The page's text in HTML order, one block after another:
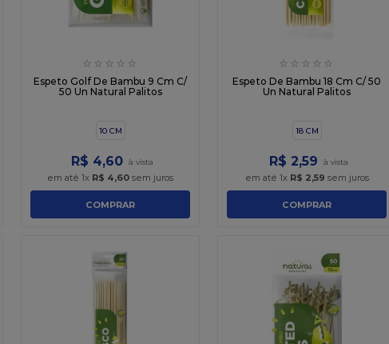
☆ ☆ ☆ ☆ ☆
Espeto Golf De Bambu 9 Cm C/
50 Un Natural Palitos
10 CM
R$ 4,60
em até 1x R$ 4,60 sem juros
COMPRAR
☆ ☆ ☆ ☆ ☆
Espeto De Bambu 18 Cm C/ 50
Un Natural Palitos
18 CM
R$ 2,59
em até 1x R$ 2,59 sem juros
COMPRAR